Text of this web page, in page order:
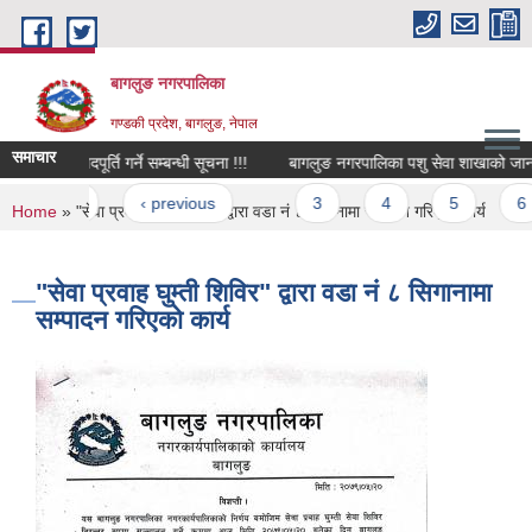
Skip to main content
बागलुङ नगरपालिका
गण्डकी प्रदेश, बागलुङ, नेपाल
समाचार
सेवामा पदपूर्ति गर्ने सम्बन्धी सूचना !!! बागलुङ नगरपालिका पशु सेवा शाखाको
« first ‹ previous … 3 4 5
You are here
Home » "सेवा प्रवाह घुम्ती शिविर" द्वारा वडा नं ८ सिगानामा सम्पादन गरिएको कार्य
"सेवा प्रवाह घुम्ती शिविर" द्वारा वडा नं ८ सिगानामा
सम्पादन गरिएको कार्य